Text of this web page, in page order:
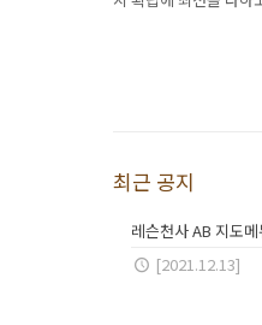
최근 공지
레슨천사 AB 지도메
[2021.12.13]